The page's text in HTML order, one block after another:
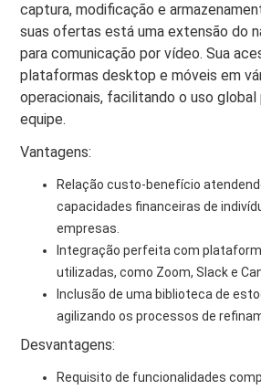
captura, modificação e
suas ofertas está uma extensão do
para comunicação por vídeo. Sua
plataformas desktop e móveis em
operacionais, facilitando o uso
equipe.
Vantagens:
Relação custo-benefício
capacidades financeiras de
empresas.
Integração perfeita com
utilizadas, como Zoom, Slack e
Inclusão de uma biblioteca de
agilizando os processos de
Desvantagens:
Requisito de funcionalidades